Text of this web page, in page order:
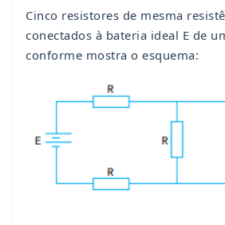
Cinco resistores de mesma
conectados à bateria ideal E de
conforme mostra o esquema: